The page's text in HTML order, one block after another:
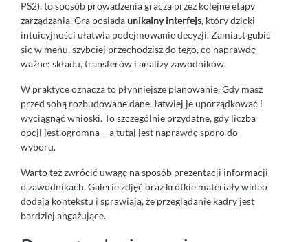
PS2), to sposób prowadzenia gracza przez kolejne etapy
zarządzania. Gra posiadaunikalny interfejs, który dzięki
intuicyjności ułatwia podejmowanie decyzji. Zamiast gubić
się w menu, szybciej przechodzisz do tego, co naprawdę
ważne: składu, transferów i analizy zawodników.
W praktyce oznacza to płynniejsze planowanie. Gdy masz
przed sobą rozbudowane dane, łatwiej je uporządkować i
wyciągnąć wnioski. To szczególnie przydatne, gdy liczba
opcji jest ogromna – a tutaj jest naprawdę sporo do
wyboru.
Warto też zwrócić uwagę na sposób prezentacji informacji
o zawodnikach. Galerie zdjęć oraz krótkie materiały wideo
dodają kontekstu i sprawiają, że przeglądanie kadry jest
bardziej angażujące.